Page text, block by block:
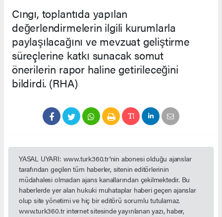
Cıngı, toplantıda yapılan
değerlendirmelerin ilgili kurumlarla
paylaşılacağını ve mevzuat geliştirme
süreçlerine katkı sunacak somut
önerilerin rapor haline getirileceğini
bildirdi. (RHA)
YASAL UYARI: www.turk360.tr'nin abonesi olduğu ajanslar
tarafından geçilen tüm haberler, sitenin editörlerinin
müdahalesi olmadan ajans kanallarından çekilmektedir. Bu
haberlerde yer alan hukuki muhataplar haberi geçen ajanslar
olup site yönetimi ve hiç bir editörü sorumlu tutulamaz.
www.turk360.tr internet sitesinde yayınlanan yazı, haber,